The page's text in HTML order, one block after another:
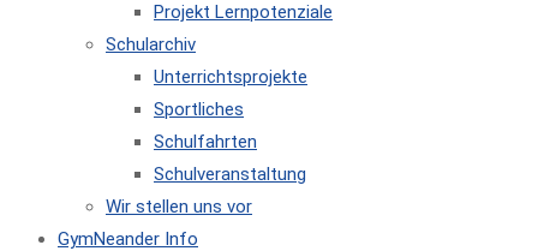
Projekt Lernpotenziale
Schularchiv
Unterrichtsprojekte
Sportliches
Schulfahrten
Schulveranstaltung
Wir stellen uns vor
GymNeander Info